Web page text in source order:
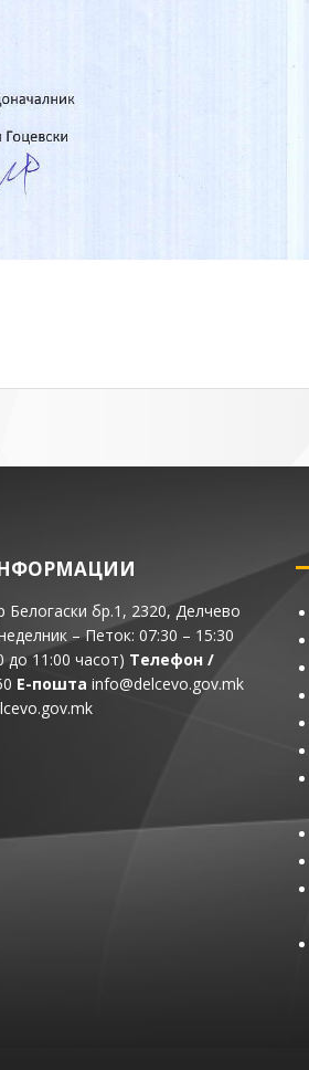
бр.1, 2320, Делчево
– Петок: 07:30 – 15:30
до 11:00 часот) Телефон /
Е-пошта info@delcevo.gov.mk